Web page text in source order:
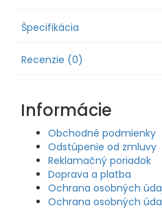
Špecifikácia
Recenzie (0)
Informácie
Obchodné podmienky
Odstúpenie od zmluvy
Reklamačný poriadok
Doprava a platba
Ochrana osobných
Ochrana osobných